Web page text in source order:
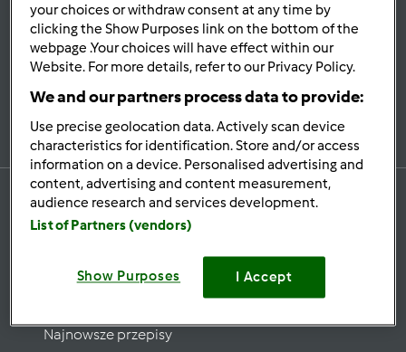
Bądźna bieżąco
Zapisz się do naszego newslettera
Wyszukaj przepisy
Najnowsze przepisy
your choices or withdraw consent at any time by
clicking the Show Purposes link on the bottom of the
webpage .Your choices will have effect within our
Website. For more details, refer to our Privacy Policy.
We and our partners process data to provide:
Use precise geolocation data. Actively scan device
characteristics for identification. Store and/or access
information on a device. Personalised advertising and
content, advertising and content measurement,
audience research and services development.
List of Partners (vendors)
Show Purposes I Accept